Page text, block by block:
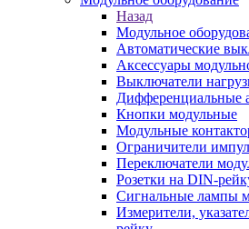
Назад
Модульное
Автоматические
Аксессуары
Выключатели
Дифференциальные
Кнопки модульные
Модульные
Ограничители
Переключатели
Розетки на DIN-
Сигнальные лампы
Измерители,